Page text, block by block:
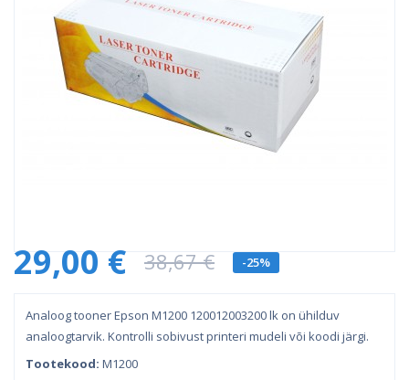
29,00 € 38,67 € -25%
Analoog tooner Epson M1200 120012003200 lk on ühilduv
analoogtarvik. Kontrolli sobivust printeri mudeli või koodi järgi.
Tootekood: M1200